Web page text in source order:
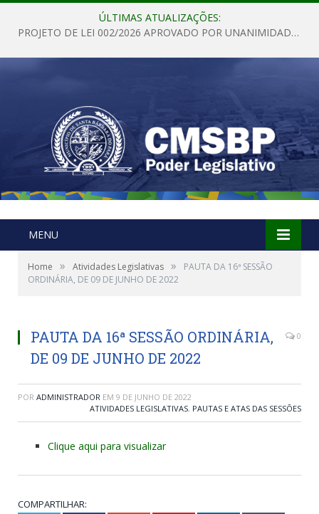
ÚLTIMAS ATUALIZAÇÕES:
PROJETO DE LEI 002/2026 APROVADO POR UNANIMIDADE EM SESSÃO ORDINÁRIA NESTA QUINTA – FEIRA 28 DE MAIO DE 2026
MENU
Home » Atividades Legislativas »
PAUTA DA 16ª SESSÃO
ORDINÁRIA, DE 09 DE JUNHO DE 2022
PAUTA DA 16ª SESSÃO ORDINÁRIA,
DE 09 DE JUNHO DE 2022
0
POR ADMINISTRADOR EM 9 DE JUNHO DE 2022
ATIVIDADES LEGISLATIVAS, PAUTAS E ATAS DAS SESSÕES
Clique aqui para visualizar
COMPARTILHAR: